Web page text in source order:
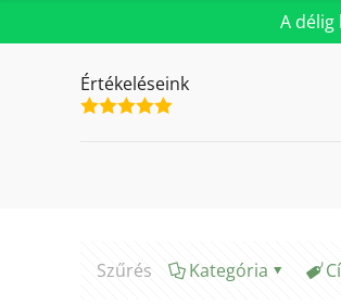
A délig
Értékeléseink
Szűrés Kategória